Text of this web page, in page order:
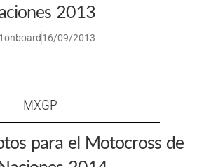
2013
16/09/2013
MXGP
para el Motocross de